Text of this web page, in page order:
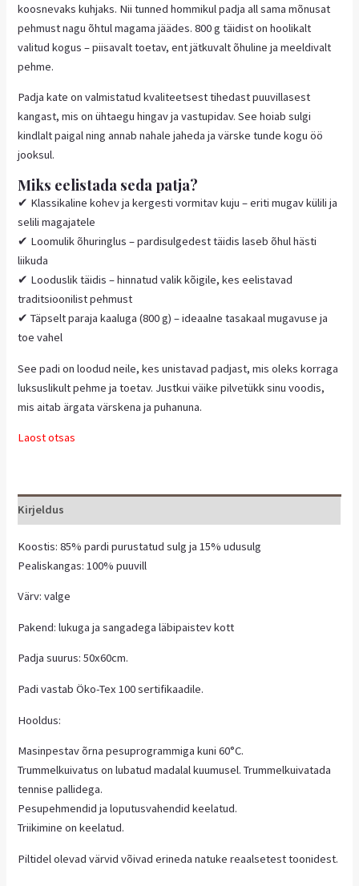
koosnevaks kuhjaks. Nii tunned hommikul padja all sama mõnusat
pehmust nagu õhtul magama jäädes. 800 g täidist on hoolikalt
valitud kogus – piisavalt toetav, ent jätkuvalt õhuline ja meeldivalt
pehme.
Padja kate on valmistatud kvaliteetsest tihedast puuvillasest
kangast, mis on ühtaegu hingav ja vastupidav. See hoiab sulgi
kindlalt paigal ning annab nahale jaheda ja värske tunde kogu öö
jooksul.
Miks eelistada seda patja?
✔ Klassikaline kohev ja kergesti vormitav kuju – eriti mugav külili ja
selili magajatele
✔ Loomulik õhuringlus – pardisulgedest täidis laseb õhul hästi
liikuda
✔ Looduslik täidis – hinnatud valik kõigile, kes eelistavad
traditsioonilist pehmust
✔ Täpselt paraja kaaluga (800 g) – ideaalne tasakaal mugavuse ja
toe vahel
See padi on loodud neile, kes unistavad padjast, mis oleks korraga
luksuslikult pehme ja toetav. Justkui väike pilvetükk sinu voodis,
mis aitab ärgata värskena ja puhanuna.
Laost otsas
Kirjeldus
Koostis: 85% pardi purustatud sulg ja 15% udusulg
Pealiskangas: 100% puuvill
Värv: valge
Pakend: lukuga ja sangadega läbipaistev kott
Padja suurus: 50x60cm.
Padi vastab Öko-Tex 100 sertifikaadile.
Hooldus:
Masinpestav õrna pesuprogrammiga kuni 60°C.
Trummelkuivatus on lubatud madalal kuumusel. Trummelkuivatada
tennise pallidega.
Pesupehmendid ja loputusvahendid keelatud.
Triikimine on keelatud.
Piltidel olevad värvid võivad erineda natuke reaalsetest toonidest.